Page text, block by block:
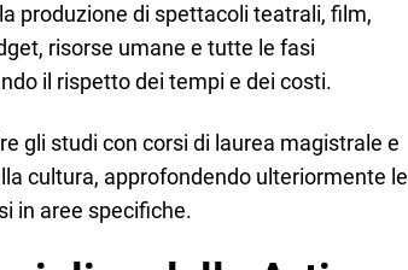
produzione di spettacoli teatrali, film,
risorse umane e tutte le fasi
il rispetto dei tempi e dei costi.
gli studi con corsi di laurea magistrale e
cultura, approfondendo ulteriormente le
in aree specifiche.